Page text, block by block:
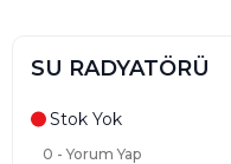
SU RADYATÖRÜ
Stok Yok
0 - Yorum Yap